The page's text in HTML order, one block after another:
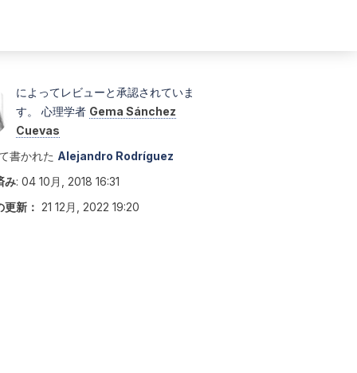
によってレビューと承認されていま
す。 心理学者 Gema Sánchez
Cuevas
書かれた Alejandro Rodríguez
み: 04 10月, 2018 16:31
更新： 21 12月, 2022 19:20